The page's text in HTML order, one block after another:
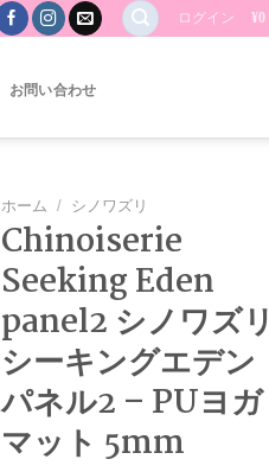
ログイン ¥0
お問い合わせ
ホーム / シノワズリ
Chinoiserie
Seeking Eden
panel2 シノワズリ
シーキングエデン
パネル2 – PUヨガ
マット 5mm